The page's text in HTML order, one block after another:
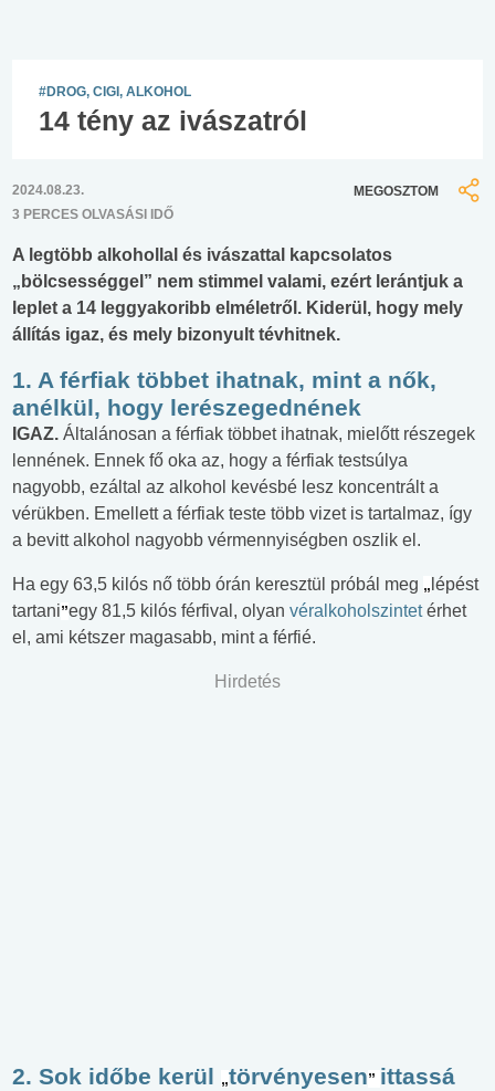
#DROG, CIGI, ALKOHOL
14 tény az ivászatról
2024.08.23.
3 PERCES OLVASÁSI IDŐ
MEGOSZTOM
A legtöbb alkohollal és ivászattal kapcsolatos
„bölcsességgel” nem stimmel valami, ezért lerántjuk a
leplet a 14 leggyakoribb elméletről. Kiderül, hogy mely
állítás igaz, és mely bizonyult tévhitnek.
1. A férfiak többet ihatnak, mint a nők,
anélkül, hogy lerészegednének
IGAZ. Általánosan a férfiak többet ihatnak, mielőtt részegek
lennének. Ennek fő oka az, hogy a férfiak testsúlya
nagyobb, ezáltal az alkohol kevésbé lesz koncentrált a
vérükben. Emellett a férfiak teste több vizet is tartalmaz, így
a bevitt alkohol nagyobb vérmennyiségben oszlik el.
Ha egy 63,5 kilós nő több órán keresztül próbál meg „ lépést
tartani”egy 81,5 kilós férfival, olyan véralkoholszintetérhet
el, ami kétszer magasabb, mint a férfié.
Hirdetés
2. Sok időbe kerül „törvényesen” ittassá